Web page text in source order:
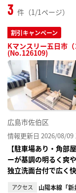
3 件（1/1ページ）
割引キャンペーン
Kマンスリー五日市（
(No.126109)
広島市佐伯区
情報更新日 2026/08/09
【駐車場あり・角
ーが基調の明るく爽
独立洗面台付で広く
アクセス 山陽本線「新